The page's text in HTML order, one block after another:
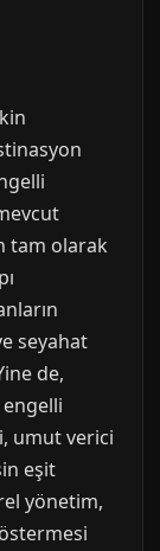
tam olarak
seyahat
de,
engelli
umut verici
eşit
yönetim,